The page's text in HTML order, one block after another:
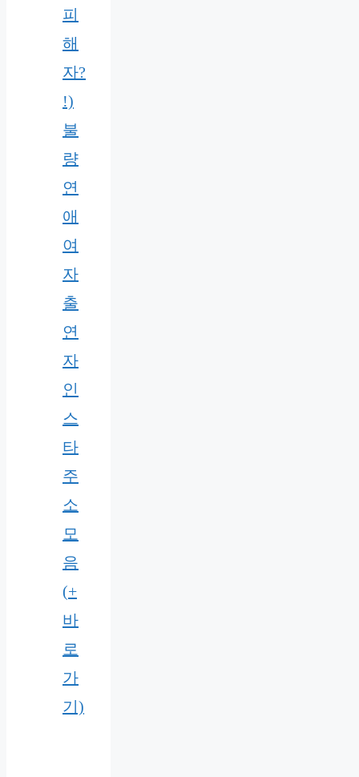
피
해
자?
!)
불
량
연
애
여
자
출
연
자
인
스
타
주
소
모
음
(+
바
로
가
기)